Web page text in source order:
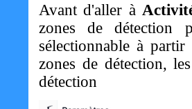
Avant d'aller à
zones de détection
sélectionnable à
zones de détection,
détection